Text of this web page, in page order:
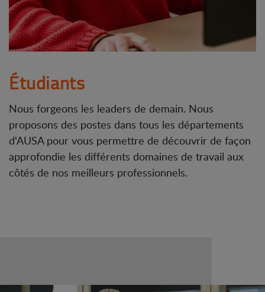
Étudiants
Nous forgeons les leaders de demain. Nous
proposons des postes dans tous les départements
d'AUSA pour vous permettre de découvrir de façon
approfondie les différents domaines de travail aux
côtés de nos meilleurs professionnels.